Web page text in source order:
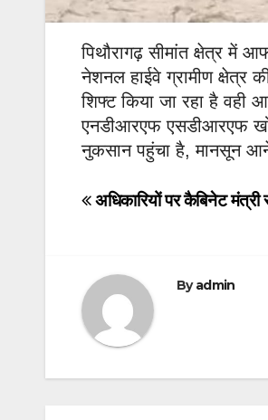
पिथौरागढ़ सीमांत क्षेत्र में
नेशनल हाईवे ग्रामीण क्षेत्र
शिफ्ट किया जा रहा है वही
एनडीआरएफ एसडीआरएफ
नुकसान पहुंचा है, मानसून आने
Post
अधिकारियों पर कैबिनेट मंत्री
Byadmin